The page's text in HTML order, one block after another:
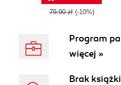
79.90 zł (-10%)
Program
więcej »
Brak